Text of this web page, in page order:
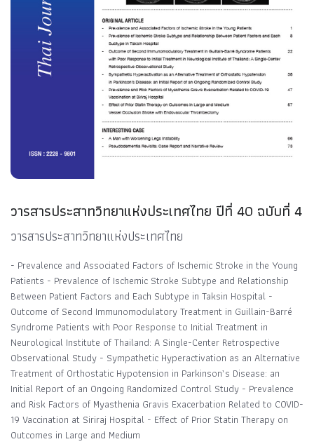
วารสารประสาทวิทยาแห่งประเทศไทย ปีที่ 40 ฉบับที่ 4
วารสารประสาทวิทยาแห่งประเทศไทย
- Prevalence and Associated Factors of Ischemic Stroke in the Young
Patients - Prevalence of Ischemic Stroke Subtype and Relationship
Between Patient Factors and Each Subtype in Taksin Hospital -
Outcome of Second Immunomodulatory Treatment in Guillain-Barré
Syndrome Patients with Poor Response to Initial Treatment in
Neurological Institute of Thailand: A Single-Center Retrospective
Observational Study - Sympathetic Hyperactivation as an Alternative
Treatment of Orthostatic Hypotension in Parkinson’s Disease: an
Initial Report of an Ongoing Randomized Control Study - Prevalence
and Risk Factors of Myasthenia Gravis Exacerbation Related to COVID-
19 Vaccination at Siriraj Hospital - Effect of Prior Statin Therapy on
Outcomes in Large and Medium